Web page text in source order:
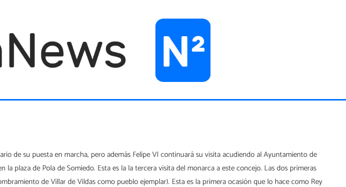
de su puesta en marcha, pero además Felipe VI continuará su visita acudiendo al Ayuntamiento de
plaza de Pola de Somiedo. Esta es la la tercera visita del monarca a este concejo. Las dos primeras
de Villar de Vildas como pueblo ejemplar). Esta es la primera ocasión que lo hace como Rey